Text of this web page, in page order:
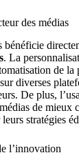
des médias
bénéficie
. La
de la
diverses
De plus,
de mieux
stratégies
l’innovation